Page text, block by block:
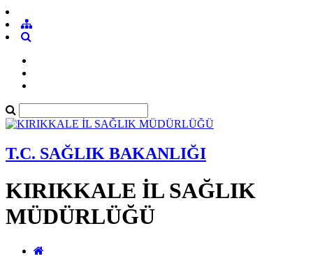
T.C. SAĞLIK BAKANLIĞI
KIRIKKALE İL SAĞLIK
MÜDÜRLÜĞÜ